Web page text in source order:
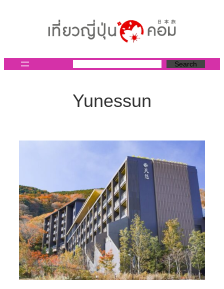
Search
Yunessun